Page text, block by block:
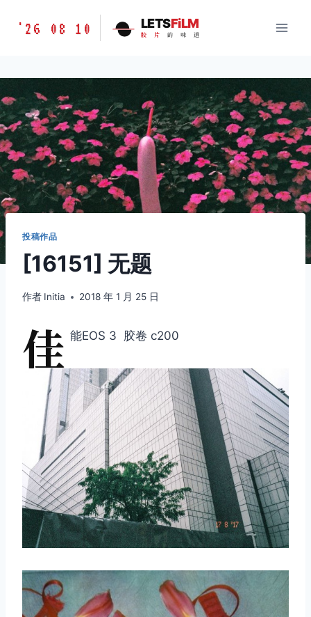
胶
味
道
LETSFILM
'26 08 10 LETSFiLM
胶 片 的 味 道
投稿作品
[16151] 无题
作者 Initia 2018 年 1 月 25 日
佳 能EOS 3 胶卷 c200